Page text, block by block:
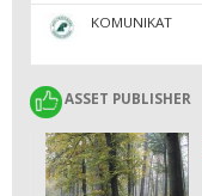
KOMUNIKAT
ASSET PUBLISHER
ASSET PUBLISHER